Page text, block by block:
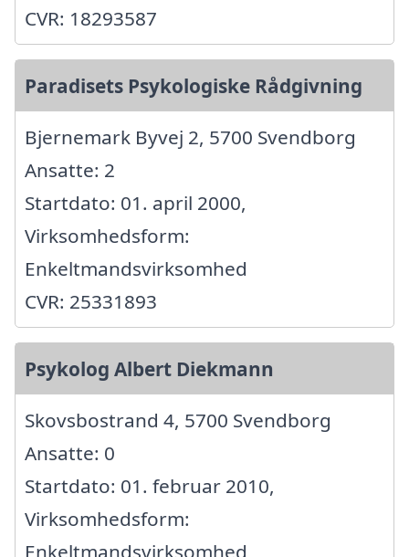
CVR: 18293587
Paradisets Psykologiske Rådgivning
Bjernemark Byvej 2, 5700 Svendborg
Ansatte: 2
Startdato: 01. april 2000,
Virksomhedsform:
Enkeltmandsvirksomhed
CVR: 25331893
Psykolog Albert Diekmann
Skovsbostrand 4, 5700 Svendborg
Ansatte: 0
Startdato: 01. februar 2010,
Virksomhedsform:
Enkeltmandsvirksomhed